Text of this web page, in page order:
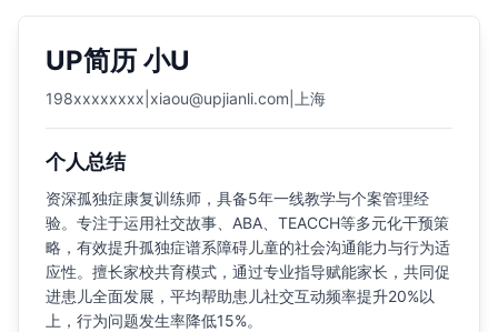
UP简历 小U
198xxxxxxxx xiaou@upjianli.com 上海
个人总结
资深孤独症康复训练师，具备5年一线教学与个案管理经
验。专注于运用社交故事、ABA、TEACCH等多元化干预策
略，有效提升孤独症谱系障碍儿童的社会沟通能力与行为适
应性。擅长家校共育模式，通过专业指导赋能家长，共同促
进患儿全面发展，平均帮助患儿社交互动频率提升20%以
上，行为问题发生率降低15%。